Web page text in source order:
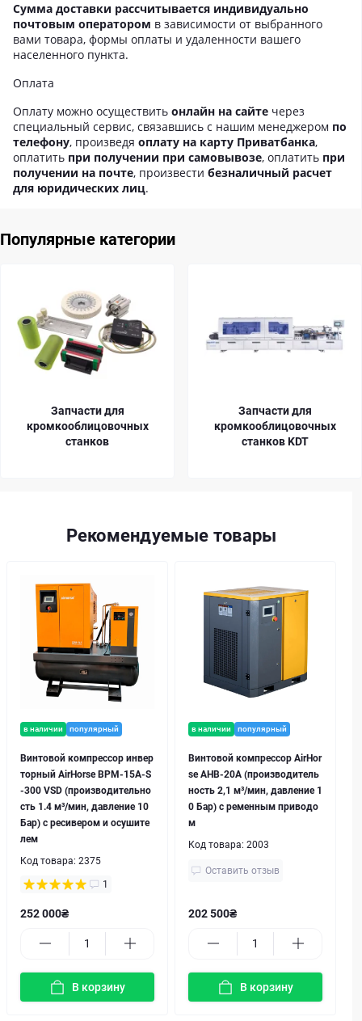
Сумма доставки рассчитывается индивидуально
почтовым оператором в зависимости от выбранного
вами товара, формы оплаты и удаленности вашего
населенного пункта.
Оплата
Оплату можно осуществить онлайн на сайте через
специальный сервис, связавшись с нашим менеджером по
телефону, произведя оплату на карту Приватбанка,
оплатить при получении при самовывозе, оплатить при
получении на почте, произвести безналичный расчет
для юридических лиц.
Популярные категории
Запчасти для
кромкооблицовочных
станков
Запчасти для
кромкооблицовочных
станков KDT
Рекомендуемые товары
в наличии популярный
Винтовой компрессор инвер
торный AirHorse BPM-15A-S
-300 VSD (производительно
сть 1.4 м³/мин, давление 10
Бар) с ресивером и осушите
лем
Код товара: 2375
1
252 000₴
В корзину
в наличии популярный
Винтовой компрессор AirHor
se AHB-20A (производитель
ность 2,1 м³/мин, давление 1
0 Бар) с ременным приводо
м
Код товара: 2003
Оставить отзыв
202 500₴
В корзину